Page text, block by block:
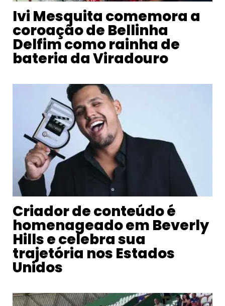
Ivi Mesquita comemora a
coroação de Bellinha
Delfim como rainha de
bateria da Viradouro
Criador de conteúdo é
homenageado em Beverly
Hills e celebra sua
trajetória nos Estados
Unidos